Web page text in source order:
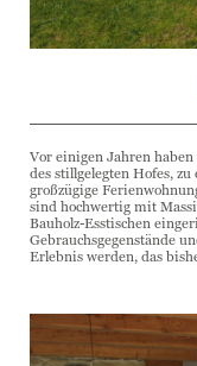
Vor einigen Jahren
des stillgelegten Hofes,
großzügige
sind hochwertig mit
Bauholz-Esstischen
Gebrauchsgegenstände
Erlebnis werden, das